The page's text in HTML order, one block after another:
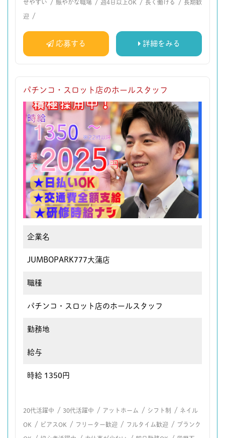
せやすい / 賑やかな職場 / 週4日以上OK / 長く働ける / 長期歓
迎 /
応募する 詳細をみる
パチンコ・スロット店のホールスタッフ
企業名
JUMBOPARK777大蒲店
職種
パチンコ・スロット店のホールスタッフ
勤務地
給与
時給 1350円
20代活躍中 / 30代活躍中 / アットホーム / シフト制 / ネイル
OK / ピアスOK / フリーター歓迎 / フルタイム歓迎 / ブランク